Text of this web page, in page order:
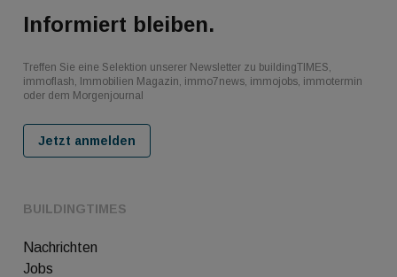
BUILDINGTIMES
Nachrichten
Jobs
Informiert bleiben.
Treffen Sie eine Selektion unserer Newsletter zu buildingTIMES,
immoflash, Immobilien Magazin, immo7news, immojobs, immotermin
oder dem Morgenjournal
Jetzt anmelden